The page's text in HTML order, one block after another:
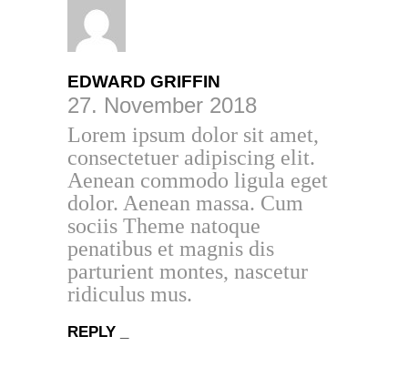
EDWARD GRIFFIN
27. November 2018
Lorem ipsum dolor sit amet,
consectetuer adipiscing elit.
Aenean commodo ligula eget
dolor. Aenean massa. Cum
sociis Theme natoque
penatibus et magnis dis
parturient montes, nascetur
ridiculus mus.
REPLY